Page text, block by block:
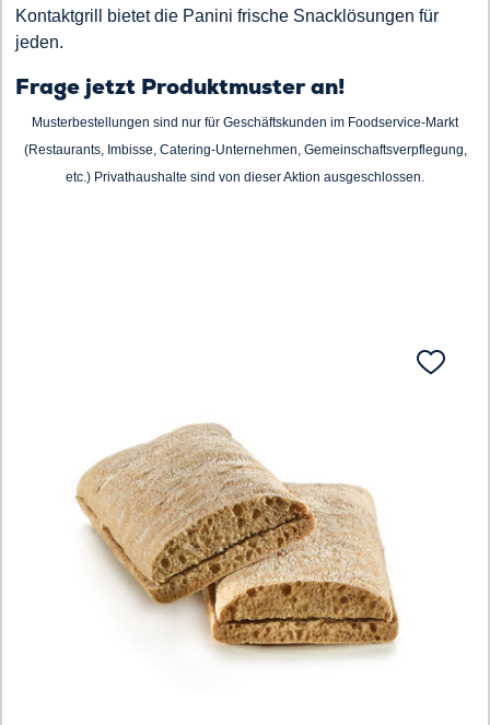
Kontaktgrill bietet die Panini frische Snacklösungen für
jeden.
Frage jetzt Produktmuster an!
Musterbestellungen sind nur für Geschäftskunden im Foodservice-Markt
(Restaurants, Imbisse, Catering-Unternehmen, Gemeinschaftsverpflegung,
etc.) Privathaushalte sind von dieser Aktion ausgeschlossen.